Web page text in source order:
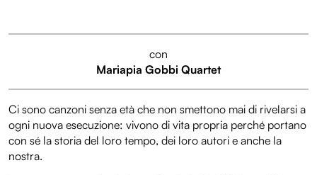
con
Mariapia Gobbi Quartet
Ci sono canzoni senza età che non smettono mai di rivelarsi a
ogni nuova esecuzione: vivono di vita propria perché portano
con sé la storia del loro tempo, dei loro autori e anche la
nostra.